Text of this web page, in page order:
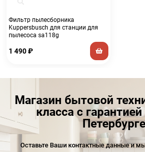
Фильтр пылесборника
Kuppersbusch для станции для
пылесоса sa118g
1 490₽
Магазин бытовой
класса с
Петербурге
Оставьте Ваши контактные данные и